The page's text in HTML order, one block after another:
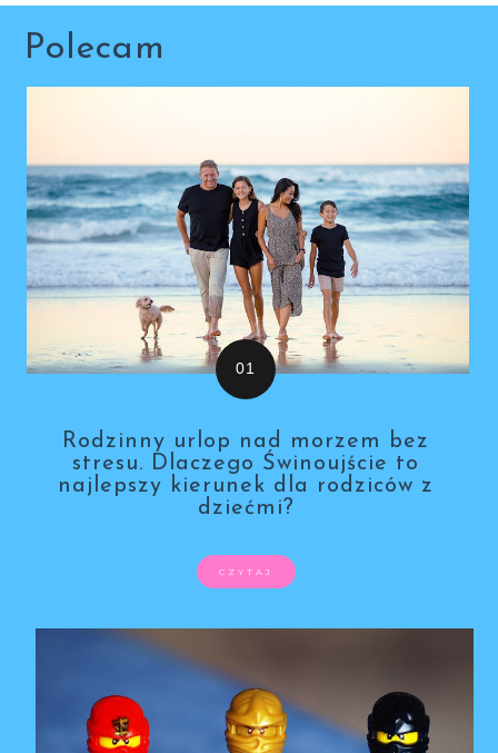
Polecam
Rodzinny urlop nad morzem bez
stresu. Dlaczego Świnoujście to
najlepszy kierunek dla rodziców z
dziećmi?
CZYTAJ